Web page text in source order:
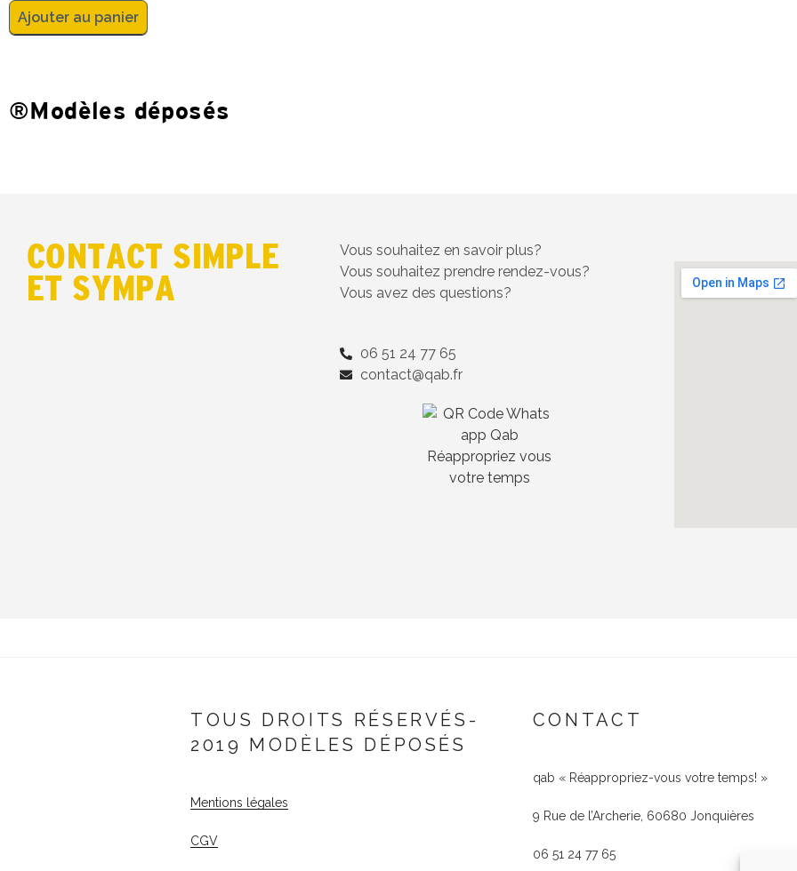
Ajouter au panier
®Modèles déposés
CONTACT SIMPLE
ET SYMPA
Vous souhaitez en savoir plus?
Vous souhaitez prendre rendez-vous?
Vous avez des questions?
06 51 24 77 65
contact@qab.fr
TOUS DROITS RÉSERVÉS-
2019 MODÈLES DÉPOSÉS
Mentions légales
CGV
CONTACT
qab « Réappropriez-vous votre temps! »
9 Rue de l’Archerie, 60680 Jonquières
06 51 24 77 65